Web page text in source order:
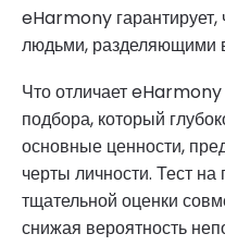
eHarmony гарантирует,
людьми, разделяющими
Что отличает
подбора, который
основные ценности,
черты личности. Тест
тщательной оценки
снижая вероятность